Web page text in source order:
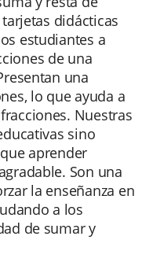
didácticas
estudiantes a
de una
una
lo que ayuda a
Nuestras
sino
aprender
Son una
la enseñanza en
a los
de sumar y